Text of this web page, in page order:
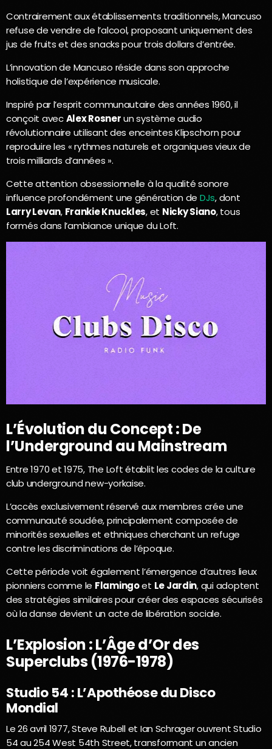
Contrairement aux établissements traditionnels, Mancuso
refuse de vendre de l’alcool, proposant uniquement des
jus de fruits et des snacks pour trois dollars d’entrée.
L’innovation de Mancuso réside dans son approche
holistique de l’expérience musicale.
Inspiré par l’esprit communautaire des années 1960, il
conçoit avecAlex Rosnerun système audio
révolutionnaire utilisant des enceintes Klipschorn pour
reproduire les « rythmes naturels et organiques vieux de
trois milliards d’années ».
Cette attention obsessionnelle à la qualité sonore
influence profondément une génération de DJs, dont
Larry Levan, Frankie Knuckles, et Nicky Siano, tous
formés dans l’ambiance unique du Loft.
L’Évolution du Concept : De
l’Underground au Mainstream
Entre 1970 et 1975, The Loft établit les codes de la culture
club underground new-yorkaise.
L’accès exclusivement réservé aux membres crée une
communauté soudée, principalement composée de
minorités sexuelles et ethniques cherchant un refuge
contre les discriminations de l’époque.
Cette période voit également l’émergence d’autres lieux
pionniers comme le Flamingoet Le Jardin, qui adoptent
des stratégies similaires pour créer des espaces sécurisés
où la danse devient un acte de libération sociale.
L’Explosion : L’Âge d’Or des
Superclubs (1976-1978)
Studio 54 : L’Apothéose du Disco
Mondial
Le 26 avril 1977, Steve Rubell et Ian Schrager ouvrent Studio
54 au 254 West 54th Street, transformant un ancien